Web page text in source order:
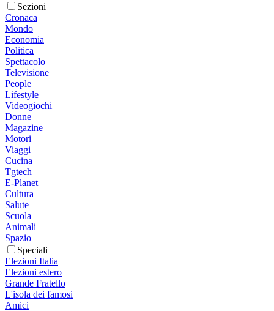
Sezioni
Cronaca
Mondo
Economia
Politica
Spettacolo
Televisione
People
Lifestyle
Videogiochi
Donne
Magazine
Motori
Viaggi
Cucina
Tgtech
E-Planet
Cultura
Salute
Scuola
Animali
Spazio
Speciali
Elezioni Italia
Elezioni estero
Grande Fratello
L'isola dei famosi
Amici